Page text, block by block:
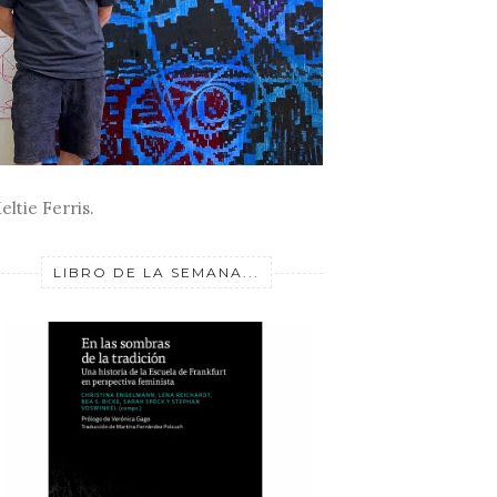
Ferris.
LIBRO DE LA SEMANA...